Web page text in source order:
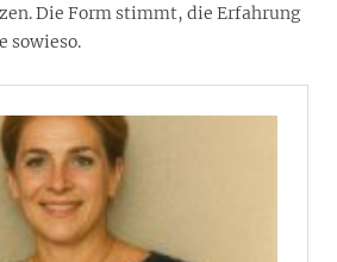
Die Form stimmt, die Erfahrung
sowieso.